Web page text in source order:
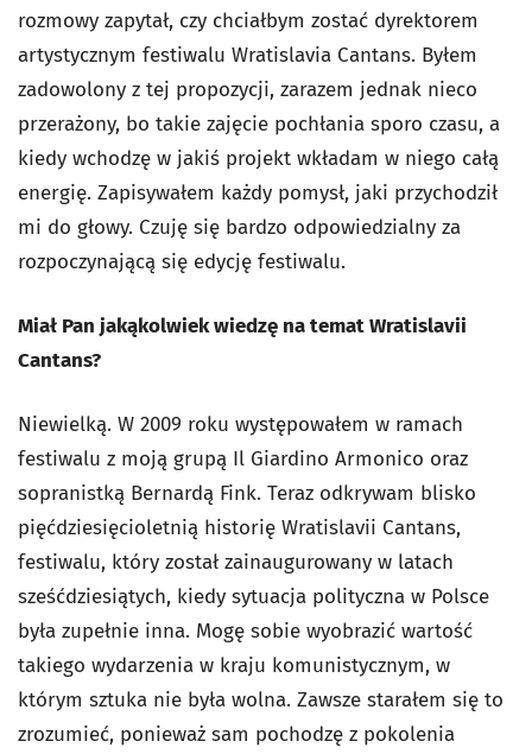
rozmowy zapytał, czy chciałbym zostać dyrektorem
artystycznym festiwalu Wratislavia Cantans. Byłem
zadowolony z tej propozycji, zarazem jednak nieco
przerażony, bo takie zajęcie pochłania sporo czasu, a
kiedy wchodzę w jakiś projekt wkładam w niego całą
energię. Zapisywałem każdy pomysł, jaki przychodził
mi do głowy. Czuję się bardzo odpowiedzialny za
rozpoczynającą się edycję festiwalu.
Miał Pan jakąkolwiek wiedzę na temat Wratislavii
Cantans?
Niewielką. W 2009 roku występowałem w ramach
festiwalu z moją grupą Il Giardino Armonico oraz
sopranistką Bernardą Fink. Teraz odkrywam blisko
pięćdziesięcioletnią historię Wratislavii Cantans,
festiwalu, który został zainaugurowany w latach
sześćdziesiątych, kiedy sytuacja polityczna w Polsce
była zupełnie inna. Mogę sobie wyobrazić wartość
takiego wydarzenia w kraju komunistycznym, w
którym sztuka nie była wolna. Zawsze starałem się to
zrozumieć, ponieważ sam pochodzę z pokolenia